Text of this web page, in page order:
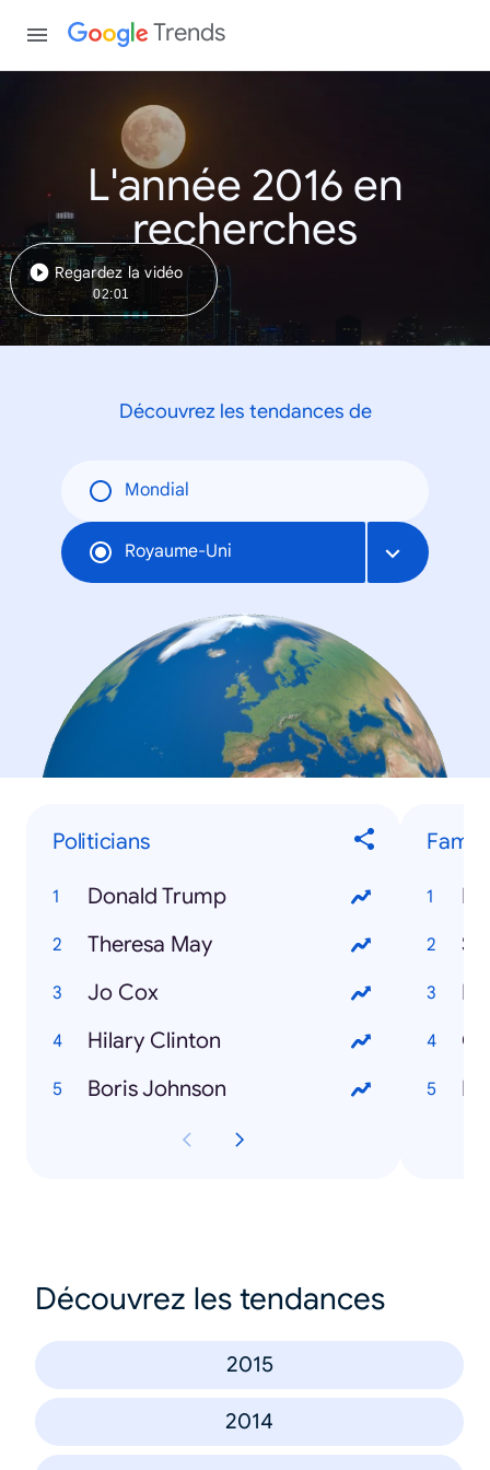
Trends
L'année 2016 en
recherches
Regardez la vidéo
02:01
Découvrez les tendances de
Mondial
Royaume-Uni
Politicians
Donald Trump
Theresa May
Jo Cox
Hilary Clinton
Boris Johnson
Découvrez les tendances
2015
2014